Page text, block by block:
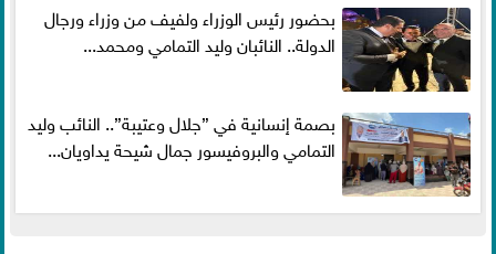
بحضور رئيس الوزراء ولفيف من وزراء ورجال
الدولة.. النائبان وليد التمامي ومحمد...
بصمة إنسانية في ”جلال وعتيبة”.. النائب وليد
التمامي والبروفيسور جمال شيحة يداويان...